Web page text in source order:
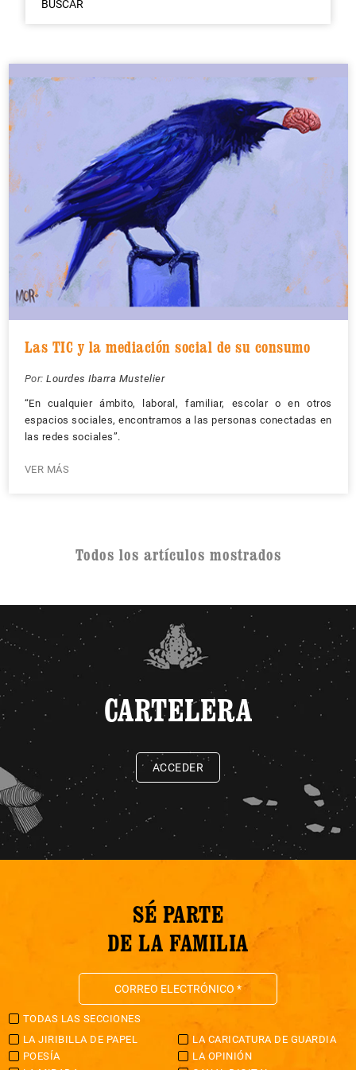
BUSCAR
Las TIC y la mediación social de su consumo
Por: Lourdes Ibarra Mustelier
“En cualquier ámbito, laboral, familiar, escolar o en otros
espacios sociales, encontramos a las personas conectadas en
las redes sociales”.
VER MÁS
Todos los artículos mostrados
CARTELERA
ACCEDER
SÉ PARTE
DE LA FAMILIA
TODAS LAS SECCIONES
LA JIRIBILLA DE PAPEL
LA CARICATURA DE GUARDIA
POESÍA
LA OPINIÓN